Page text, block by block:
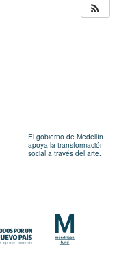
El gobierno de Medellín
apoya la transformación
social a través del arte.